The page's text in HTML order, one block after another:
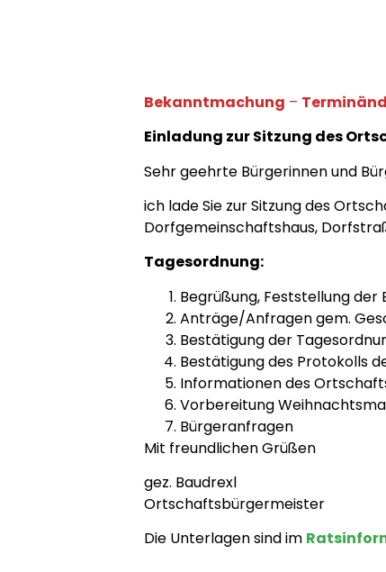
Bekanntmachung –
Einladung zur Sitzung des
Sehr geehrte Bürgerinnen und
ich lade Sie zur Sitzung des
Dorfgemeinschaftshaus,
Tagesordnung:
Begrüßung, Feststellung
Anträge/Anfragen gem.
Bestätigung der
Bestätigung des Protokolls
Informationen des
Vorbereitung
Bürgeranfragen
Mit freundlichen Grüßen
gez. Baudrexl
Ortschaftsbürgermeister
Die Unterlagen sind im